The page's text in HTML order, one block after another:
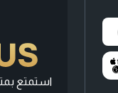
استمتع